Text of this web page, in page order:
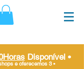
Disponível •
e oferecemos 3•